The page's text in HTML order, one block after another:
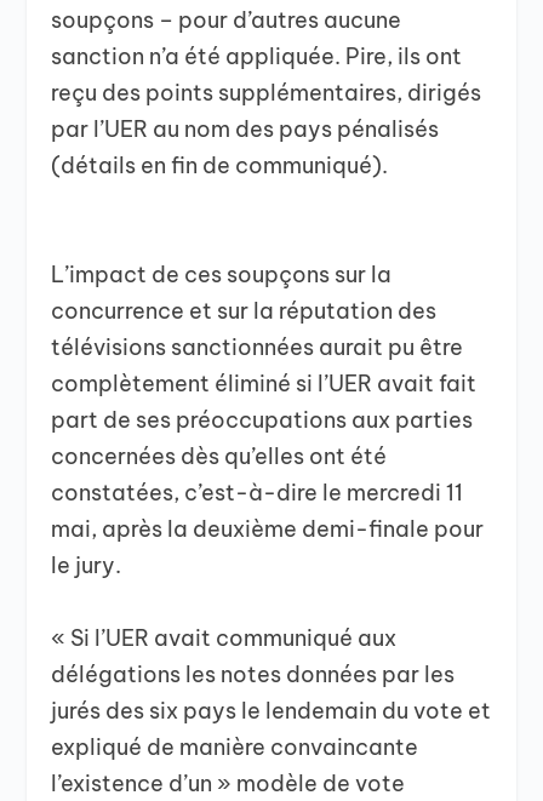
soupçons – pour d’autres aucune
sanction n’a été appliquée. Pire, ils ont
reçu des points supplémentaires, dirigés
par l’UER au nom des pays pénalisés
(détails en fin de communiqué).
L’impact de ces soupçons sur la
concurrence et sur la réputation des
télévisions sanctionnées aurait pu être
complètement éliminé si l’UER avait fait
part de ses préoccupations aux parties
concernées dès qu’elles ont été
constatées, c’est-à-dire le mercredi 11
mai, après la deuxième demi-finale pour
le jury.
« Si l’UER avait communiqué aux
délégations les notes données par les
jurés des six pays le lendemain du vote et
expliqué de manière convaincante
l’existence d’un » modèle de vote